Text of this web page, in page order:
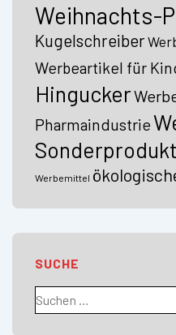
Weihnachts-
Kugelschreiber
Werbeartikel für
Hingucker
Pharmaindustrie
Werbemittel
SUCHE
nach: